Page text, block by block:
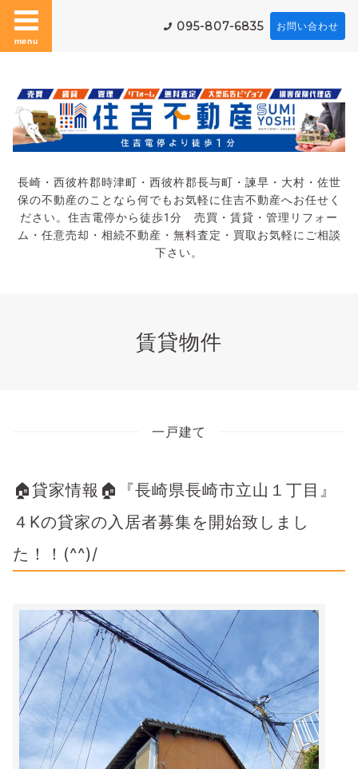
menu
095-807-6835 お問い合わせ
長崎・西彼杵郡時津町・西彼杵郡長与町・諫早・大村・佐世
保の不動産のことなら何でもお気軽に住吉不動産へお任せく
ださい。住吉電停から徒歩1分 売買・賃貸・管理リフォー
ム・任意売却・相続不動産・無料査定・買取お気軽にご相談
下さい。
賃貸物件
一戸建て
🏠貸家情報🏠『長崎県長崎市立山１丁目』
４Kの貸家の入居者募集を開始致しまし
た！！(^^)/